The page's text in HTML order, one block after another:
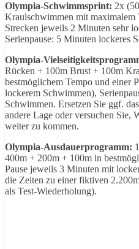
Olympia-Schwimmsprint: 2x
Kraulschwimmen mit maximalem
Strecken jeweils 2 Minuten sehr
Serienpause: 5 Minuten lockeres
Olympia-
Rücken + 100m Brust + 100m
bestmöglichem Tempo und einer
lockerem Schwimmen),
Schwimmen. Ersetzen Sie ggf.
andere Lage oder versuchen Sie,
weiter zu kommen.
Olympia-Ausdauerprogramm:
400m + 200m + 100m in
Pause jeweils 3 Minuten mit
die Zeiten zu einer fiktiven
als Test-Wiederholung).